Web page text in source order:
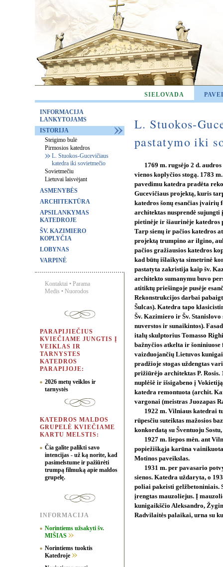
SIELOVADA
INFORMACIJA
LANKYTOJAMS
ISTORIJA
Steigimo bulė
Pirmosios katedros
L. Stuokos-Gucevičiaus
katedra iki sovietmečio
Sovietmečiu
Lietuvai laisvėjant
ASMENYBĖS
ARCHITEKTŪRA
APSILANKYMAS
KATEDROJE
ŠV. KAZIMIERO
KOPLYČIA
LOBYNAS
VARPINĖ
Kontaktai • Parama
Medis • Nuorodos
PARAPIJIEČIUS
KVIEČIAME JUNGTIS Į
VEIKLAS IR
TARNYSTES
KATEDROS
PARAPIJOJE:
2026 metų veiklos ir
tarnystės
KATEDROS MALDOS
GRUPELĖ KVIEČIAME
KARTU MELSTIS:
Čia galite palikti savo
intencijas - už ką norite, kad
pasimelstume ir pažiūrėti
trumpą filmuką apie maldos
grupelę.
INFORMACIJA
Norintiems užsakyti šv.
MIŠIAS
Norintiems tuoktis
Katedroje
L. Stuokos-
pastatymo iki
1769 m. rugsėjo 2 d.
vienos koplyčios stogą. 1783
pavedimu katedra pradėta
Gucevičiaus projektą, kuris
katedros šonų esančias
architektas nusprendė
pietinėje ir šiaurinėje katedros
Tarp sienų ir pačios katedros
projektą trumpino ar ilgino,
pačios gražiausios katedros
kad būtų išlaikyta simetrinė
pastatyta zakristija kaip šv.
architekto sumanymu buvo
atitiktų priešingoje pusėje
Rekonstrukcijos darbai
Šulcas). Katedra tapo
Šv. Kazimiero ir Šv.
nuverstos ir sunaikintos).
italų skulptorius Tomasso
bažnyčios atkelta ir
vaizduojančių Lietuvos
pradžioje stogas uždengtas
prižiūrėjo architektas P.
nuplėšė ir išsigabeno į
katedra remontuota (archit.
vargonai (meistras Juozapas
1922 m. Vilniaus katedrai
rūpesčiu suteiktas mažosios
konkordatą su Šventuoju
1927 m. liepos mėn. ant
popiežiškąja karūna
Motinos paveikslas.
1931 m. per pavasario
sienos. Katedra uždaryta, o
poliai pakeisti gelžbetoniniais.
įrengtas mauzoliejus. Į
kunigaikščio Aleksandro,
Radvilaitės palaikai, urna su